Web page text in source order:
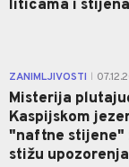
liticama i
ZANIMLJIVOSTI
Misterija
Kaspijskom
"naftne stijene"
stižu upozorenja